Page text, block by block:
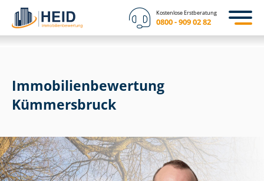
Kostenlose Erstberatung
0800 - 909 02 82
Immobilien­bewertung
Kümmersbruck